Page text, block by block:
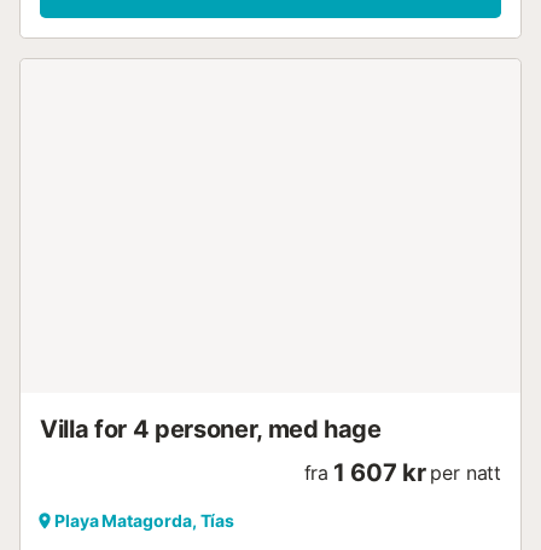
Villa for 4 personer, med hage
fra 1 607 kr per natt
Playa Matagorda, Tías